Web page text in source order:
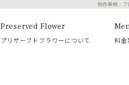
制作事例：フ
Preserved Flower
プリザーブドフラワーについて 料